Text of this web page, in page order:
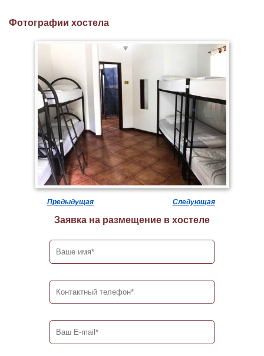
Фотографии хостела
Предыдущая Следующая
Заявка на размещение в хостеле